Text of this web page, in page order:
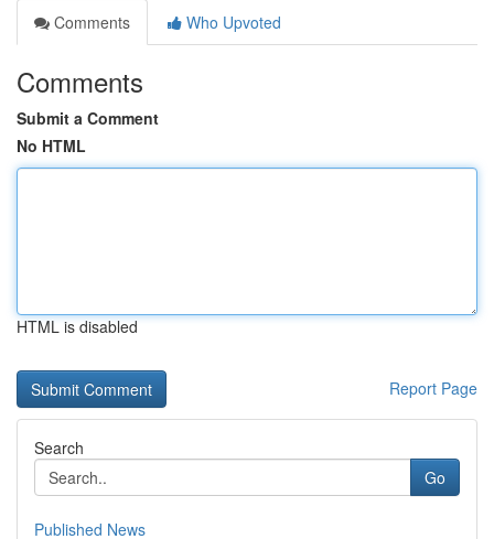
Comments
Who Upvoted
Comments
Submit a Comment
No HTML
HTML is disabled
Report Page
Search
Go
Published News